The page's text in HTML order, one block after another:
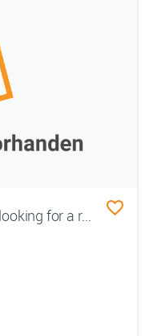
23-year-old Erasmus student looking for a room